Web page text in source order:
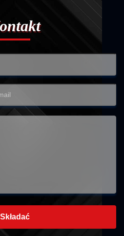
Składać